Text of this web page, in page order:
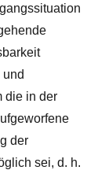
die in der
der
sei, d. h.